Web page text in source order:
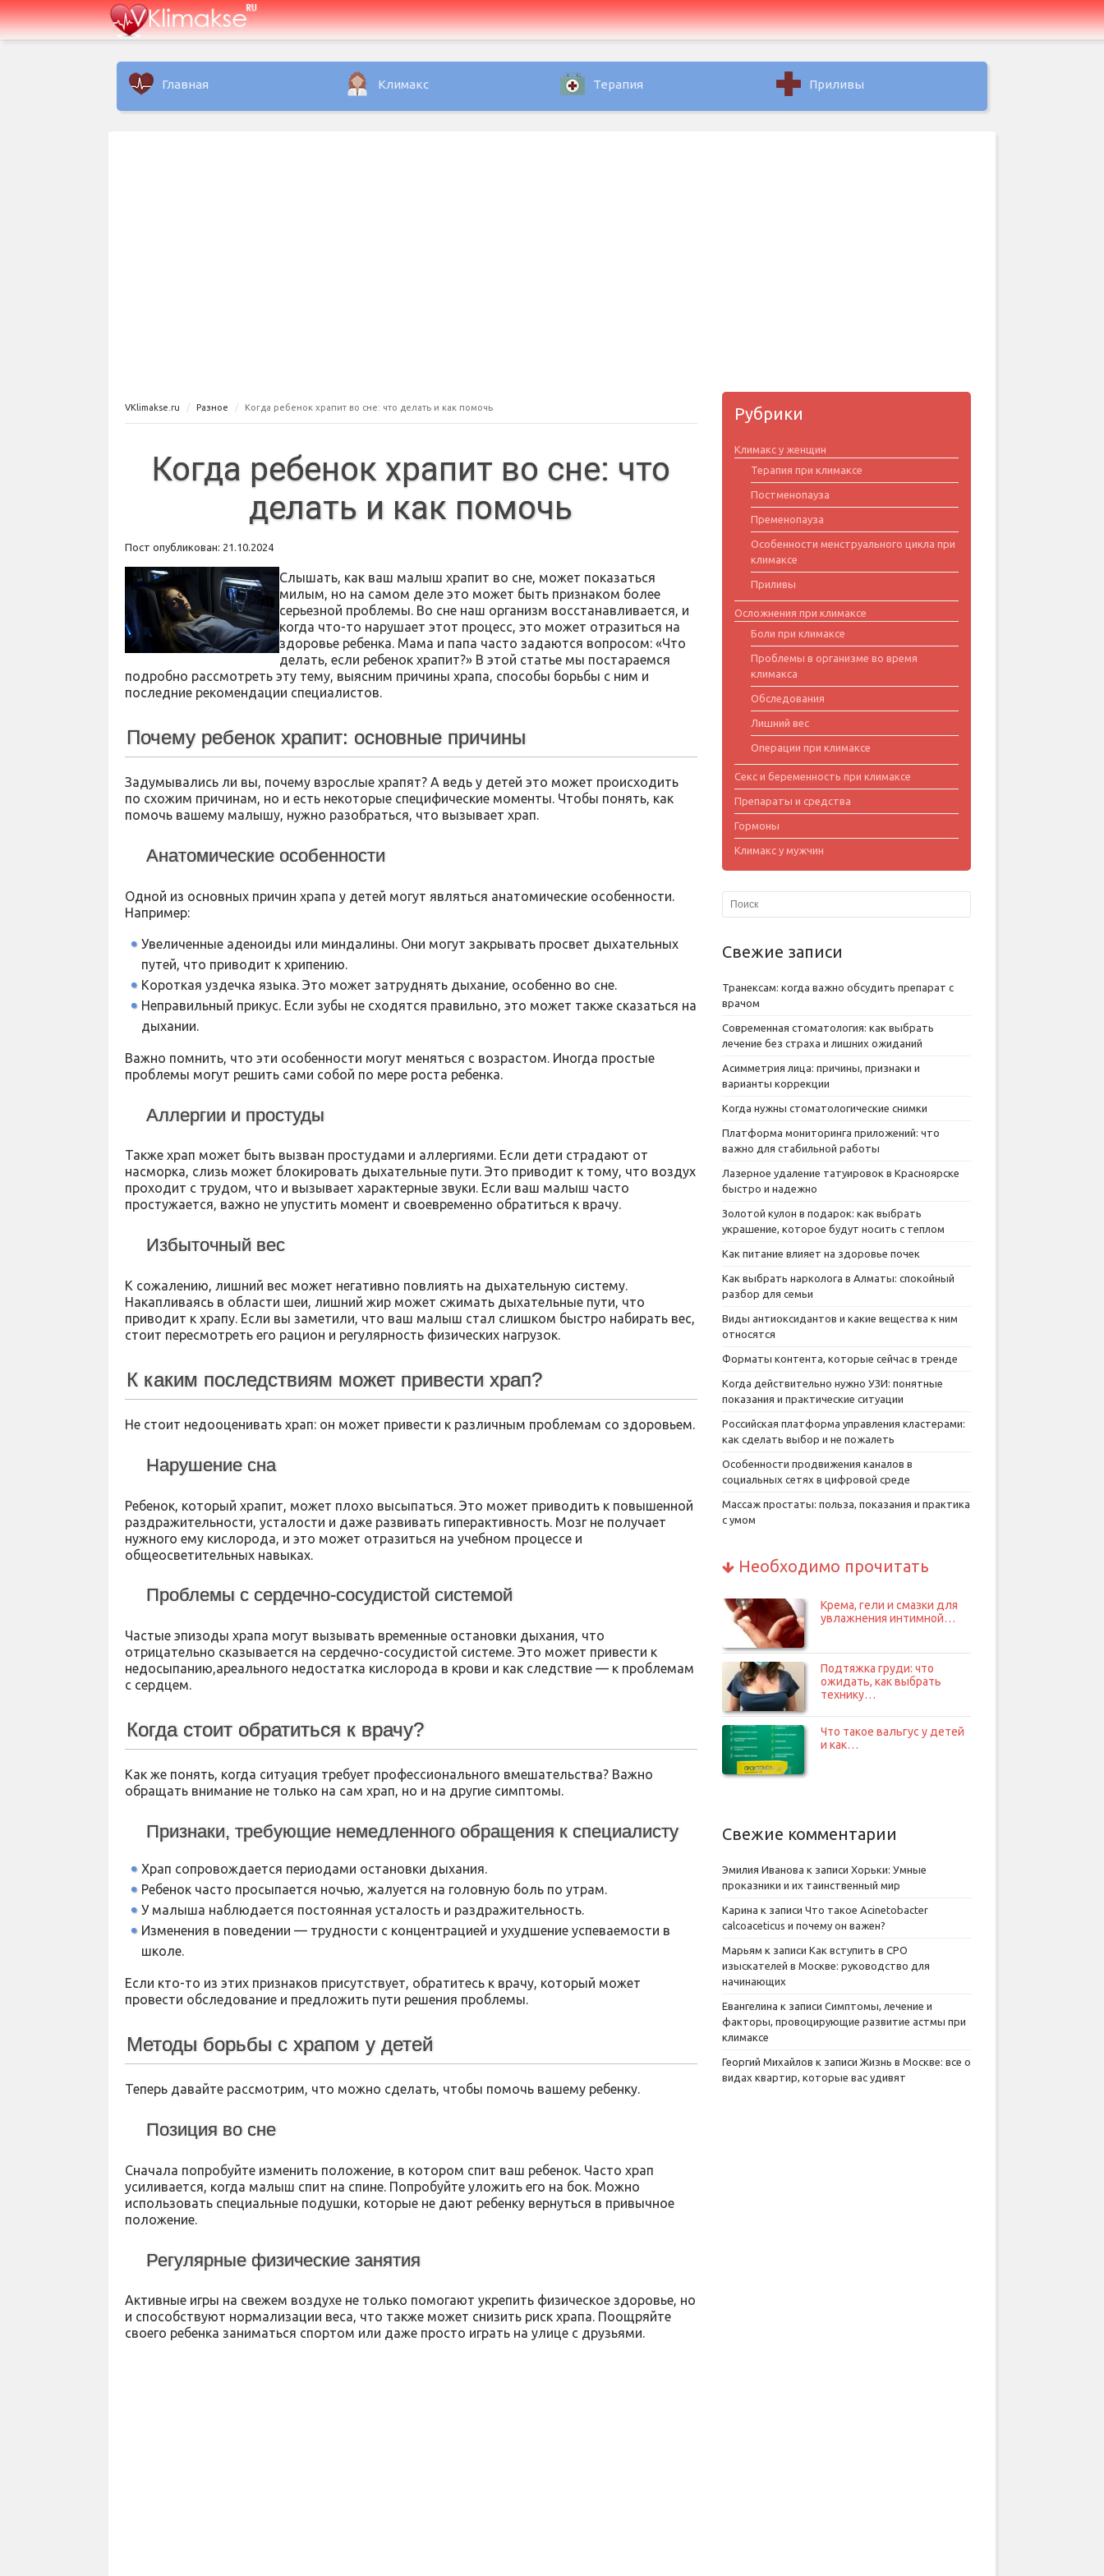
Главная Климакс Терапия Приливы
VKlimakse.ru Разное Когда ребенок храпит во сне: что делать и как помочь
Когда ребенок храпит во сне: что
делать и как помочь
Пост опубликован: 21.10.2024
Слышать, как ваш малыш храпит во сне, может показаться
милым, но на самом деле это может быть признаком более
серьезной проблемы. Во сне наш организм восстанавливается, и
когда что-то нарушает этот процесс, это может отразиться на
здоровье ребенка. Мама и папа часто задаются вопросом: «Что
делать, если ребенок храпит?» В этой статье мы постараемся
подробно рассмотреть эту тему, выясним причины храпа, способы борьбы с ним и
последние рекомендации специалистов.
Почему ребенок храпит: основные причины
Задумывались ли вы, почему взрослые храпят? А ведь у детей это может происходить
по схожим причинам, но и есть некоторые специфические моменты. Чтобы понять, как
помочь вашему малышу, нужно разобраться, что вызывает храп.
Анатомические особенности
Одной из основных причин храпа у детей могут являться анатомические особенности.
Например:
Увеличенные аденоиды или миндалины. Они могут закрывать просвет дыхательных
путей, что приводит к хрипению.
Короткая уздечка языка. Это может затруднять дыхание, особенно во сне.
Неправильный прикус. Если зубы не сходятся правильно, это может также сказаться на
дыхании.
Важно помнить, что эти особенности могут меняться с возрастом. Иногда простые
проблемы могут решить сами собой по мере роста ребенка.
Аллергии и простуды
Также храп может быть вызван простудами и аллергиями. Если дети страдают от
насморка, слизь может блокировать дыхательные пути. Это приводит к тому, что воздух
проходит с трудом, что и вызывает характерные звуки. Если ваш малыш часто
простужается, важно не упустить момент и своевременно обратиться к врачу.
Избыточный вес
К сожалению, лишний вес может негативно повлиять на дыхательную систему.
Накапливаясь в области шеи, лишний жир может сжимать дыхательные пути, что
приводит к храпу. Если вы заметили, что ваш малыш стал слишком быстро набирать вес,
стоит пересмотреть его рацион и регулярность физических нагрузок.
К каким последствиям может привести храп?
Не стоит недооценивать храп: он может привести к различным проблемам со здоровьем.
Нарушение сна
Ребенок, который храпит, может плохо высыпаться. Это может приводить к повышенной
раздражительности, усталости и даже развивать гиперактивность. Мозг не получает
нужного ему кислорода, и это может отразиться на учебном процессе и
общеосветительных навыках.
Проблемы с сердечно-сосудистой системой
Частые эпизоды храпа могут вызывать временные остановки дыхания, что
отрицательно сказывается на сердечно-сосудистой системе. Это может привести к
недосыпанию,ареального недостатка кислорода в крови и как следствие — к проблемам
с сердцем.
Когда стоит обратиться к врачу?
Как же понять, когда ситуация требует профессионального вмешательства? Важно
обращать внимание не только на сам храп, но и на другие симптомы.
Признаки, требующие немедленного обращения к специалисту
Храп сопровождается периодами остановки дыхания.
Ребенок часто просыпается ночью, жалуется на головную боль по утрам.
У малыша наблюдается постоянная усталость и раздражительность.
Изменения в поведении — трудности с концентрацией и ухудшение успеваемости в
школе.
Если кто-то из этих признаков присутствует, обратитесь к врачу, который может
провести обследование и предложить пути решения проблемы.
Методы борьбы с храпом у детей
Теперь давайте рассмотрим, что можно сделать, чтобы помочь вашему ребенку.
Позиция во сне
Сначала попробуйте изменить положение, в котором спит ваш ребенок. Часто храп
усиливается, когда малыш спит на спине. Попробуйте уложить его на бок. Можно
использовать специальные подушки, которые не дают ребенку вернуться в привычное
положение.
Регулярные физические занятия
Активные игры на свежем воздухе не только помогают укрепить физическое здоровье, но
и способствуют нормализации веса, что также может снизить риск храпа. Поощряйте
своего ребенка заниматься спортом или даже просто играть на улице с друзьями.
Рубрики
Климакс у женщин
Терапия при климаксе
Постменопауза
Пременопауза
Особенности менструального цикла при
климаксе
Приливы
Осложнения при климаксе
Боли при климаксе
Проблемы в организме во время
климакса
Обследования
Лишний вес
Операции при климаксе
Секс и беременность при климаксе
Препараты и средства
Гормоны
Климакс у мужчин
Свежие записи
Транексам: когда важно обсудить препарат с
врачом
Современная стоматология: как выбрать
лечение без страха и лишних ожиданий
Асимметрия лица: причины, признаки и
варианты коррекции
Когда нужны стоматологические снимки
Платформа мониторинга приложений: что
важно для стабильной работы
Лазерное удаление татуировок в Красноярске
быстро и надежно
Золотой кулон в подарок: как выбрать
украшение, которое будут носить с теплом
Как питание влияет на здоровье почек
Как выбрать нарколога в Алматы: спокойный
разбор для семьи
Виды антиоксидантов и какие вещества к ним
относятся
Форматы контента, которые сейчас в тренде
Когда действительно нужно УЗИ: понятные
показания и практические ситуации
Российская платформа управления кластерами:
как сделать выбор и не пожалеть
Особенности продвижения каналов в
социальных сетях в цифровой среде
Массаж простаты: польза, показания и практика
с умом
Необходимо прочитать
Крема, гели и смазки для
увлажнения интимной…
Подтяжка груди: что
ожидать, как выбрать
технику…
Что такое вальгус у детей
и как…
Свежие комментарии
Эмилия Иванова к записи Хорьки: Умные
проказники и их таинственный мир
Карина к записи Что такое Acinetobacter
calcoaceticus и почему он важен?
Марьям к записи Как вступить в СРО
изыскателей в Москве: руководство для
начинающих
Евангелина к записи Симптомы, лечение и
факторы, провоцирующие развитие астмы при
климаксе
Георгий Михайлов к записи Жизнь в Москве: все о
видах квартир, которые вас удивят